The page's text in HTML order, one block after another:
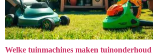
Welke tuinmachines maken